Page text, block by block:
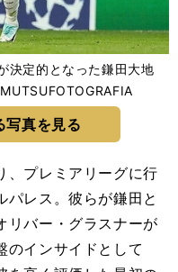
決定的となった鎌田大地
写真を見る
プレミアリーグに行
パレス。彼らが鎌田と
リバー・グラスナーが
のインサイドとして